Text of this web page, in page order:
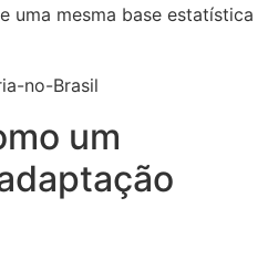
uma mesma base estatística
um